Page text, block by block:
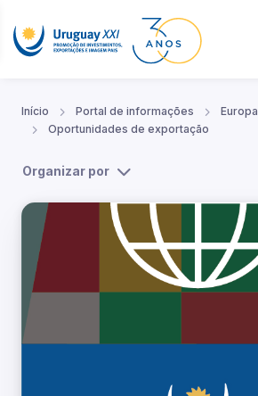
Início Portal de informações Europa
Oportunidades de exportação
Organizar por